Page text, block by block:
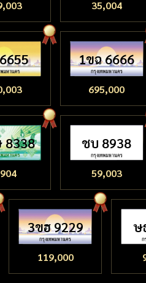
35,004
1ขฉ 6666
695,000
ชบ 8938
59,003
3ขฮ 9229
119,000
ษ